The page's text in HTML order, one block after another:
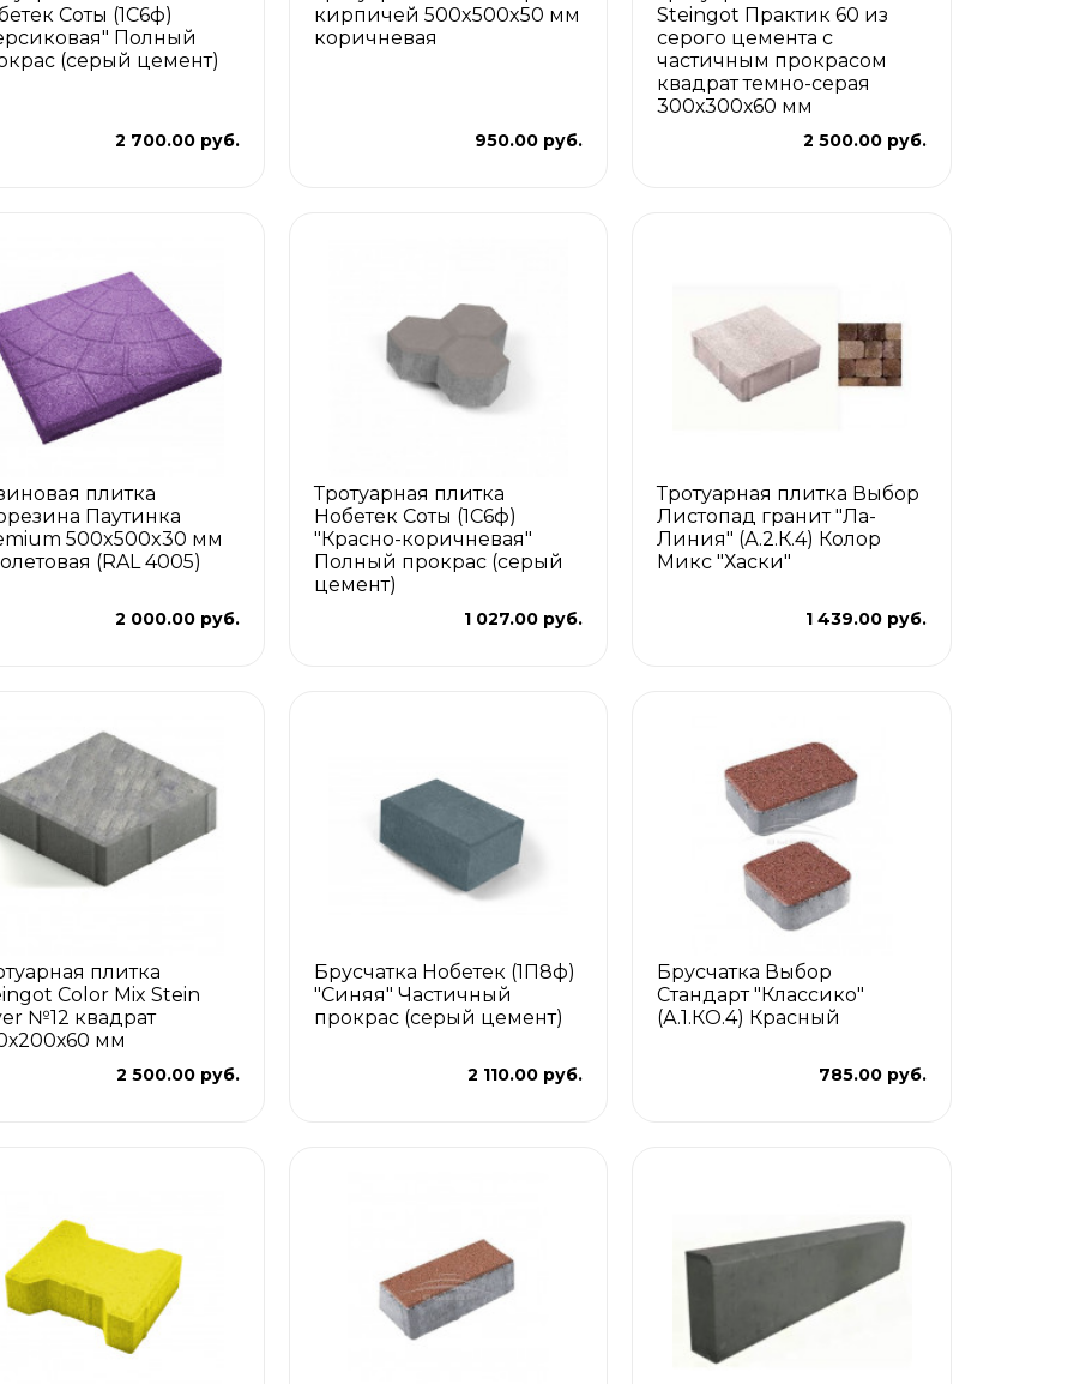
Соты (1С6ф)
Полный
(серый цемент)
2 700.00 руб.
кирпичей 500x500x50 мм
коричневая
950.00 руб.
Steingot Практик 60 из
серого цемента с
частичным прокрасом
квадрат темно-серая
300х300х60 мм
2 500.00 руб.
плитка
Паутинка
500x500x30 мм
(RAL 4005)
2 000.00 руб.
Тротуарная плитка
Нобетек Соты (1С6ф)
"Красно-коричневая"
Полный прокрас (серый
цемент)
1 027.00 руб.
Тротуарная плитка Выбор
Листопад гранит "Ла-
Линия" (А.2.К.4) Колор
Микс "Хаски"
1 439.00 руб.
плитка
Color Mix Stein
№12 квадрат
мм
2 500.00 руб.
Брусчатка Нобетек (1П8ф)
"Синяя" Частичный
прокрас (серый цемент)
2 110.00 руб.
Брусчатка Выбор
Стандарт "Классико"
(А.1.КО.4) Красный
785.00 руб.